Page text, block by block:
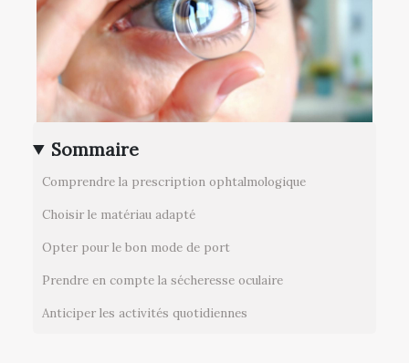
Sommaire
Comprendre la prescription ophtalmologique
Choisir le matériau adapté
Opter pour le bon mode de port
Prendre en compte la sécheresse oculaire
Anticiper les activités quotidiennes